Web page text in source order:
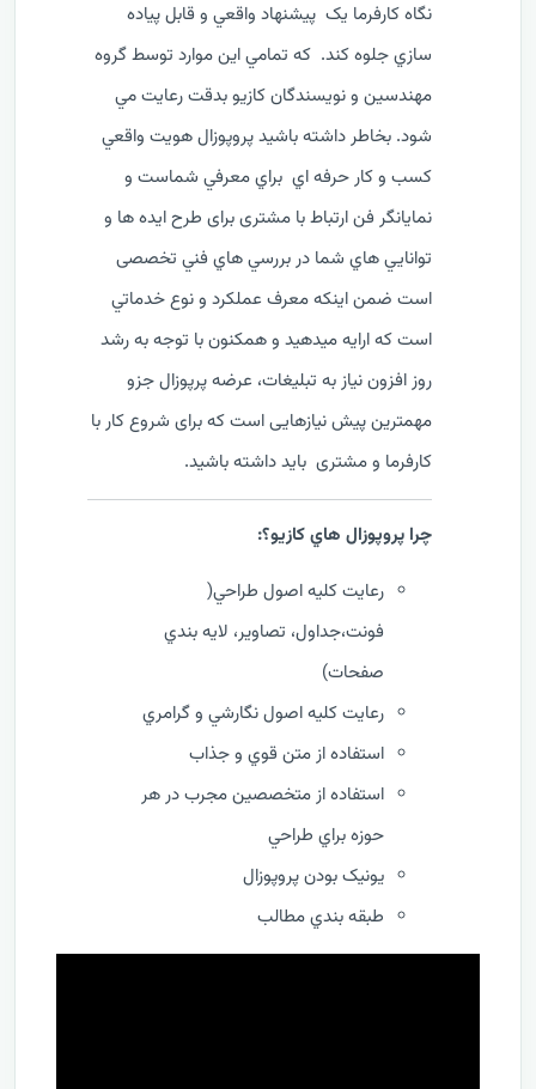
نگاه کارفرما يک پيشنهاد واقعي و قابل پياده
سازي جلوه کند. که تمامي اين موارد توسط گروه
مهندسين و نويسندگان کازيو بدقت رعايت مي
شود. بخاطر داشته باشيد پروپوزال هويت واقعي
کسب و کار حرفه اي براي معرفي شماست و
نمایانگر فن ارتباط با مشتری برای طرح ايده ها و
توانايي هاي شما در بررسي هاي فني تخصصی
است ضمن اینکه معرف عملکرد و نوع خدماتي
است که ارايه ميدهید و همکنون با توجه به رشد
روز افزون نياز به تبليغات، عرضه پرپوزال جزو
مهمترين پیش نیازهایی است که برای شروع کار با
کارفرما و مشتری بايد داشته باشيد.
چرا پروپوزال هاي کازيو؟:
رعايت کليه اصول طراحي(
فونت،جداول، تصاوير، لايه بندي
صفحات)
رعايت کليه اصول نگارشي و گرامري
استفاده از متن قوي و جذاب
استفاده از متخصصين مجرب در هر
حوزه براي طراحي
يونيک بودن پروپوزال
طبقه بندي مطالب